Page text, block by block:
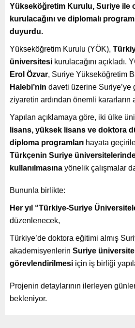
Yükseköğretim Kurulu, Suriye ile
kurulacağını ve diplomalı
duyurdu.
Yükseköğretim Kurulu (YÖK),
üniversitesi kurulacağını açıkladı.
Erol Özvar, Suriye Yükseköğretim
Halebi’nin daveti üzerine Suriye’ye
ziyaretin ardından önemli kararların
Yapılan açıklamaya göre, iki ülke
lisans, yüksek lisans ve doktora
diploma programları hayata
Türkçenin Suriye
kullanılmasına yönelik çalışmalar
Bununla birlikte:
Her yıl “Türkiye-Suriye
düzenlenecek,
Türkiye’de doktora eğitimi almış
akademisyenlerin Suriye
görevlendirilmesi için iş birliği
Projenin detaylarının ilerleyen
bekleniyor.